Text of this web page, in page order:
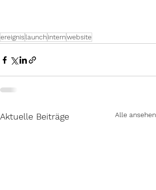
ereignislaunchinternwebsite
Aktuelle Beiträge Alle ansehen